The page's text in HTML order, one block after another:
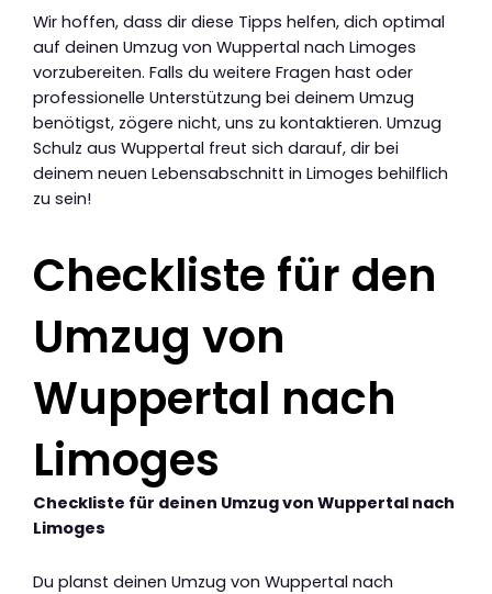
Wir hoffen, dass dir diese Tipps helfen, dich optimal
auf deinen Umzug von Wuppertal nach Limoges
vorzubereiten. Falls du weitere Fragen hast oder
professionelle Unterstützung bei deinem Umzug
benötigst, zögere nicht, uns zu kontaktieren. Umzug
Schulz aus Wuppertal freut sich darauf, dir bei
deinem neuen Lebensabschnitt in Limoges behilflich
zu sein!
Checkliste für den
Umzug von
Wuppertal nach
Limoges
Checkliste für deinen Umzug von Wuppertal nach
Limoges
Du planst deinen Umzug von Wuppertal nach